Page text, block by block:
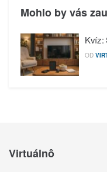
Mohlo by vás
Kvíz:
OD
Virtuálnô